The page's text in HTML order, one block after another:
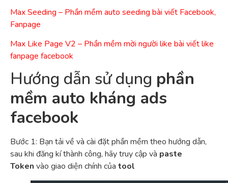
Max Seeding – Phần mềm auto seeding bài viết Facebook,
Fanpage
Max Like Page V2 – Phần mềm mời người like bài viết like
fanpage facebook
Hướng dẫn sử dụng phần
mềm auto kháng ads
facebook
Bước 1: Bạn tải về và cài đặt phần mềm theo hướng dẫn,
sau khi đăng kí thành công, hãy truy cập và paste
Token vào giao diện chính của tool